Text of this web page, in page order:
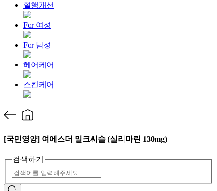
혈행개선
For 여성
For 남성
헤어케어
스킨케어
[국민영양] 여에스더 밀크씨슬 (실리마린 130mg)
검색하기